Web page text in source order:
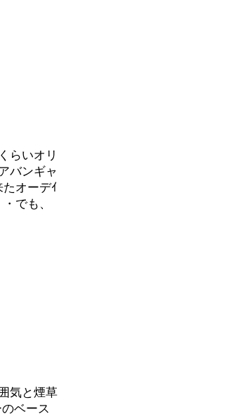
らいオリ
バンギャ
オーデｲ
でも、
気と煙草
ベース